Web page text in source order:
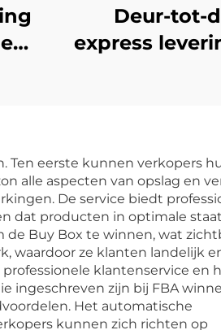
Deur-tot-
express
naar
Ten eerste kunnen verkopers
alle aspecten van opslag en
De service biedt
dat producten in optimale
Buy Box te winnen, wat
waardoor ze klanten landelijk
klantenservice en
ingeschreven zijn bij FBA
Het automatische
kunnen zich richten op